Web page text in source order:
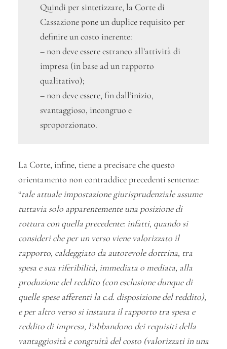
Quindi per sintetizzare, la Corte di
Cassazione pone un duplice requisito per
definire un costo inerente:
– non deve essere estraneo all’attività di
impresa (in base ad un rapporto
qualitativo);
– non deve essere, fin dall’inizio,
svantaggioso, incongruo e
sproporzionato.
La Corte, infine, tiene a precisare che questo
orientamento non contraddice precedenti sentenze:
“tale attuale impostazione giurisprudenziale assume
tuttavia solo apparentemente una posizione di
rottura con quella precedente: infatti, quando si
consideri che per un verso viene valorizzato il
rapporto, caldeggiato da autorevole dottrina, tra
spesa e sua riferibilità, immediata o mediata, alla
produzione del reddito (con esclusione dunque di
quelle spese afferenti la c.d. disposizione del reddito),
e per altro verso si instaura il rapporto tra spesa e
reddito di impresa, l’abbandono dei requisiti della
vantaggiosità e congruità del costo (valorizzati in una